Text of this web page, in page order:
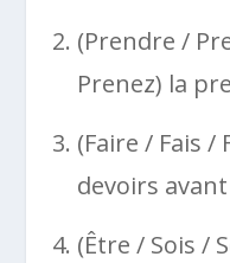
(Prendre /
Prenez) la
(Faire / Fais /
devoirs
(Être / Sois /